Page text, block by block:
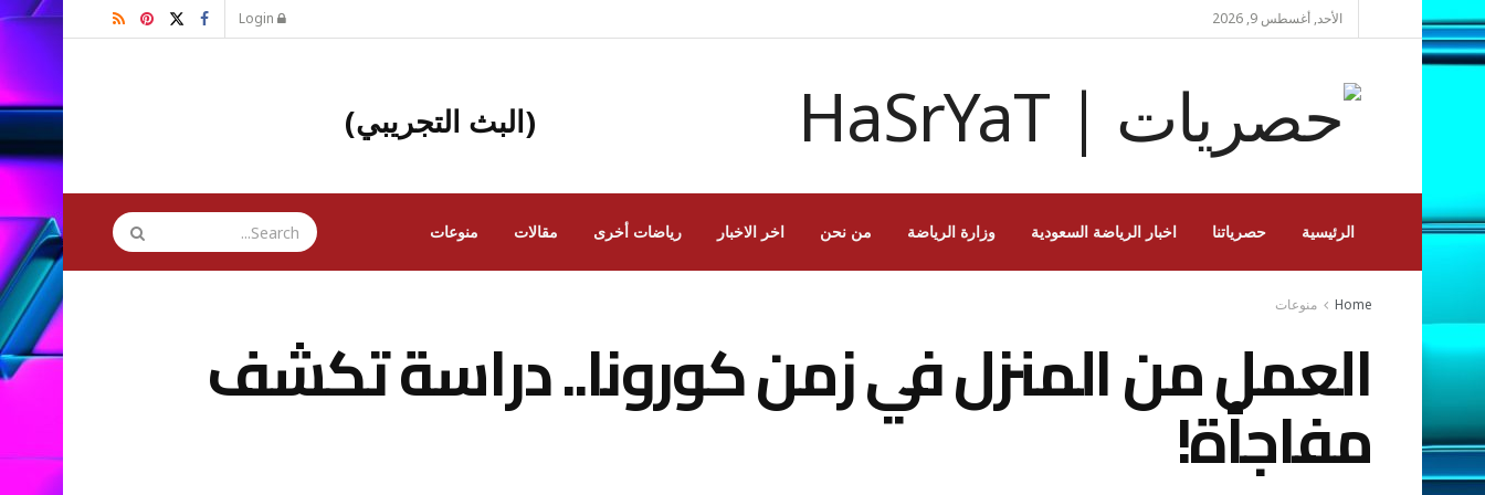
الأحد, أغسطس 9, 2026
(البث التجريبي)
الرئيسية حصرياتنا اخبار الرياضة السعودية وزارة الرياضة من نحن اخر الاخبار رياضات أخرى مقالات منوعات
Home منوعات
العمل من المنزل في زمن كورونا.. دراسة تكشف
مفاجأة!